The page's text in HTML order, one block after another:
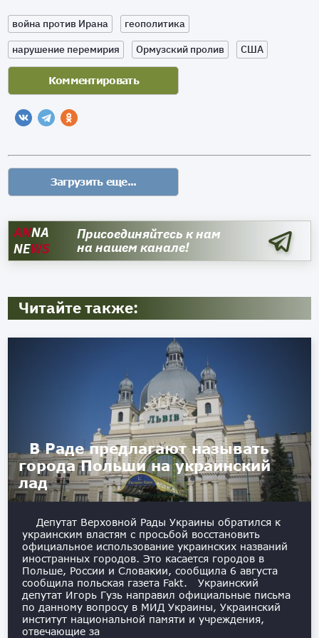
война против Ирана
геополитика
нарушение перемирия
Ормузский пролив США
ANNA
NEWS
Присоединяйтесь к нам
на нашем канале!
Читайте также:
В Раде предлагают называть
города Польши на украинский
лад
Депутат Верховной Рады Украины обратился к
украинским властям с просьбой восстановить
официальное использование украинских названий
иностранных городов. Это касается городов в
Польше, России и Словакии, сообщила 6 августа
сообщила польская газета Fakt. Украинский
депутат Игорь Гузь направил официальные письма
по данному вопросу в МИД Украины, Украинский
институт национальной памяти и учреждения,
отвечающие за